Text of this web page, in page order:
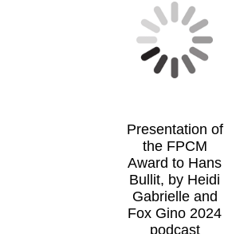
Presentation of
the FPCM
Award to Hans
Bullit, by Heidi
Gabrielle and
Fox Gino 2024
podcast